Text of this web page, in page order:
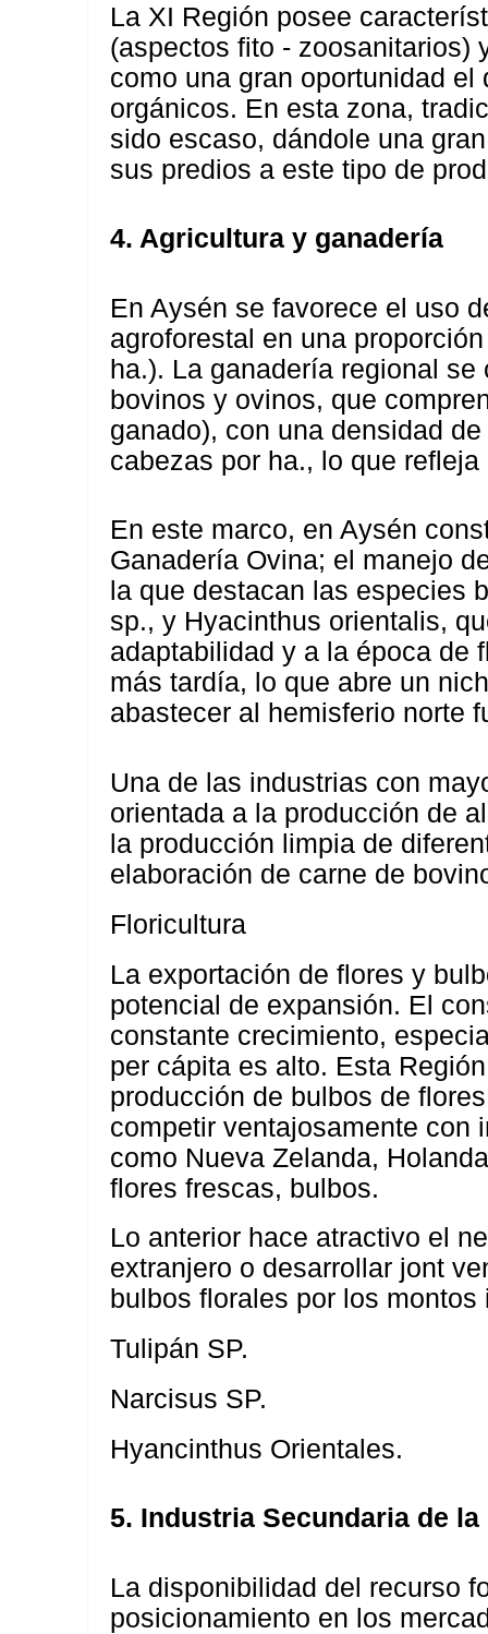
La XI Región posee
(aspectos fito - zoosanitarios)
como una gran oportunidad
orgánicos. En esta zona,
sido escaso, dándole una
sus predios a este tipo de
4. Agricultura y ganadería
En Aysén se favorece el uso
agroforestal en una
ha.). La ganadería regional
bovinos y ovinos, que
ganado), con una densidad
cabezas por ha., lo que
En este marco, en Aysén
Ganadería Ovina; el manejo
la que destacan las especies
sp., y Hyacinthus orientalis,
adaptabilidad y a la época de
más tardía, lo que abre un
abastecer al hemisferio norte
Una de las industrias con
orientada a la producción de
la producción limpia de
elaboración de carne de
Floricultura
La exportación de flores y
potencial de expansión. El
constante crecimiento,
per cápita es alto. Esta
producción de bulbos de
competir ventajosamente con
como Nueva Zelanda,
flores frescas, bulbos.
Lo anterior hace atractivo el
extranjero o desarrollar jont
bulbos florales por los
Tulipán SP.
Narcisus SP.
Hyancinthus Orientales.
5. Industria Secundaria de la
La disponibilidad del recurso
posicionamiento en los